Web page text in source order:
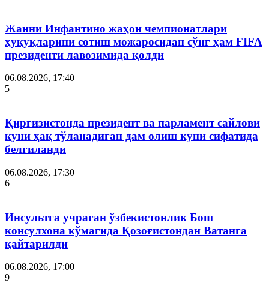
Жанни Инфантино жаҳон чемпионатлари
ҳуқуқларини сотиш можаросидан сўнг ҳам FIFA
президенти лавозимида қолди
06.08.2026, 17:40
5
Қирғизистонда президент ва парламент сайлови
куни ҳақ тўланадиган дам олиш куни сифатида
белгиланди
06.08.2026, 17:30
6
Инсультга учраган ўзбекистонлик Бош
консулхона кўмагида Қозоғистондан Ватанга
қайтарилди
06.08.2026, 17:00
9